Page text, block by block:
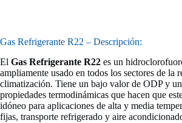
Gas Refrigerante R22 – Descripción:
El Gas Refrigerante R22 es un
ampliamente usado en todos los sectores de la
climatización. Tiene un bajo valor de ODP y
propiedades termodinámicas que hacen que
idóneo para aplicaciones de alta y media
fijas, transporte refrigerado y aire